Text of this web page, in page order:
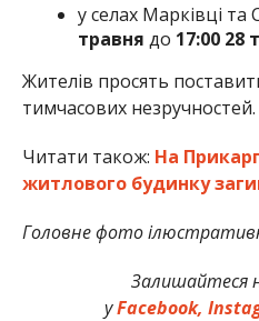
у селах Марківці та
травня до 17:00 28
Жителів просять
тимчасових незручностей.
Читати також: На
житлового будинку
Головне фото
Залишайтеся
уFacebook,